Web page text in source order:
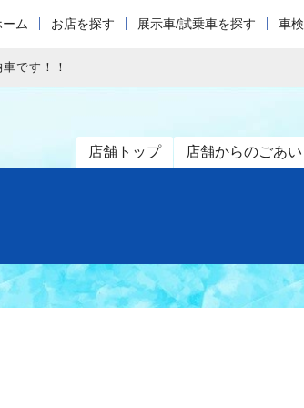
ーム お店を探す 展示車/試乗車を探す 車
です！！
店舗トップ 店舗からのごあ